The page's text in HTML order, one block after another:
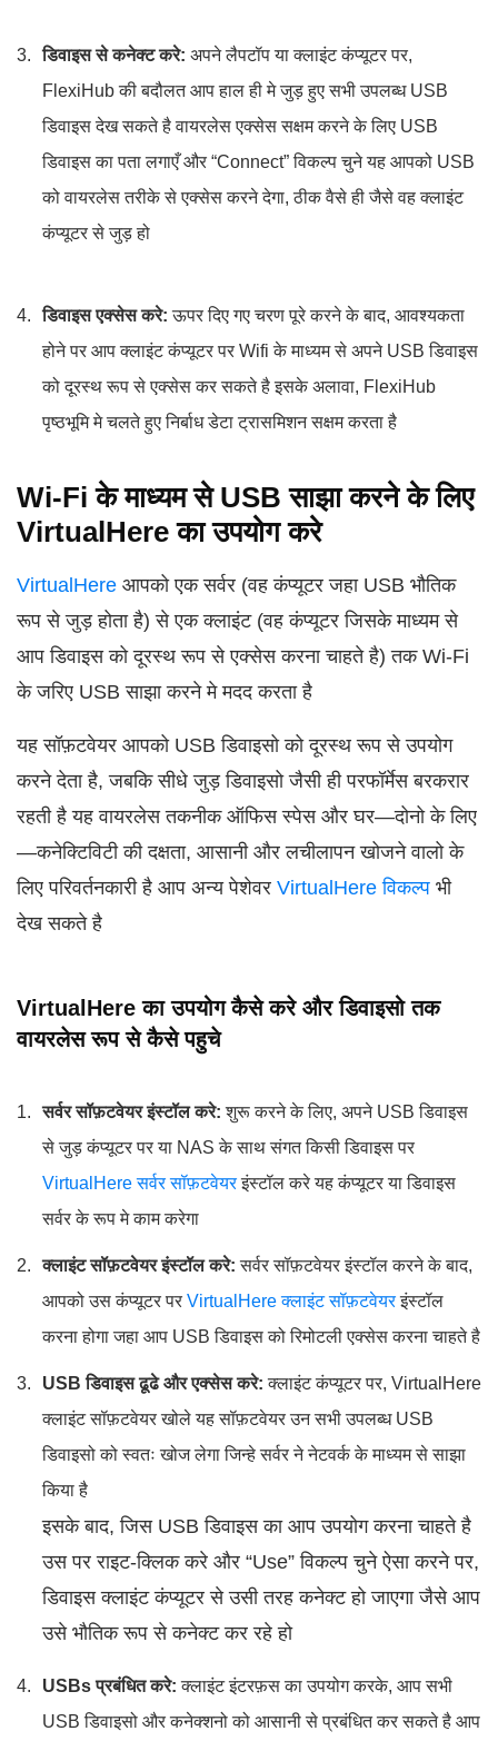
डिवाइस से कनेक्ट करे: अपने लैपटॉप या क्लाइंट कंप्यूटर पर,
FlexiHub की बदौलत आप हाल ही मे जुड़ हुए सभी उपलब्ध USB
डिवाइस देख सकते है वायरलेस एक्सेस सक्षम करने के लिए USB
डिवाइस का पता लगाएँ और “Connect” विकल्प चुने यह आपको USB
को वायरलेस तरीके से एक्सेस करने देगा, ठीक वैसे ही जैसे वह क्लाइंट
कंप्यूटर से जुड़ हो
डिवाइस एक्सेस करे: ऊपर दिए गए चरण पूरे करने के बाद, आवश्यकता
होने पर आप क्लाइंट कंप्यूटर पर Wifi के माध्यम से अपने USB डिवाइस
को दूरस्थ रूप से एक्सेस कर सकते है इसके अलावा, FlexiHub
पृष्ठभूमि मे चलते हुए निर्बाध डेटा ट्रासमिशन सक्षम करता है
Wi-Fi के माध्यम से USB साझा करने के लिए
VirtualHere का उपयोग करे
VirtualHere आपको एक सर्वर (वह कंप्यूटर जहा USB भौतिक
रूप से जुड़ होता है) से एक क्लाइंट (वह कंप्यूटर जिसके माध्यम से
आप डिवाइस को दूरस्थ रूप से एक्सेस करना चाहते है) तक Wi‑Fi
के जरिए USB साझा करने मे मदद करता है
यह सॉफ़टवेयर आपको USB डिवाइसो को दूरस्थ रूप से उपयोग
करने देता है, जबकि सीधे जुड़ डिवाइसो जैसी ही परफॉर्मेस बरकरार
रहती है यह वायरलेस तकनीक ऑफिस स्पेस और घर—दोनो के लिए
—कनेक्टिविटी की दक्षता, आसानी और लचीलापन खोजने वालो के
लिए परिवर्तनकारी है आप अन्य पेशेवर VirtualHere विकल्प भी
देख सकते है
VirtualHere का उपयोग कैसे करे और डिवाइसो तक
वायरलेस रूप से कैसे पहुचे
सर्वर सॉफ़टवेयर इंस्टॉल करे: शुरू करने के लिए, अपने USB डिवाइस
से जुड़ कंप्यूटर पर या NAS के साथ संगत किसी डिवाइस पर
VirtualHere सर्वर सॉफ़टवेयरइंस्टॉल करे यह कंप्यूटर या डिवाइस
सर्वर के रूप मे काम करेगा
क्लाइंट सॉफ़टवेयर इंस्टॉल करे: सर्वर सॉफ़टवेयर इंस्टॉल करने के बाद,
आपको उस कंप्यूटर पर VirtualHere क्लाइंट सॉफ़टवेयरइंस्टॉल
करना होगा जहा आप USB डिवाइस को रिमोटली एक्सेस करना चाहते है
USB डिवाइस ढूढे और एक्सेस करे: क्लाइंट कंप्यूटर पर, VirtualHere
क्लाइंट सॉफ़टवेयर खोले यह सॉफ़टवेयर उन सभी उपलब्ध USB
डिवाइसो को स्वतः खोज लेगा जिन्हे सर्वर ने नेटवर्क के माध्यम से साझा
किया है
इसके बाद, जिस USB डिवाइस का आप उपयोग करना चाहते है
उस पर राइट-क्लिक करे और “Use” विकल्प चुने ऐसा करने पर,
डिवाइस क्लाइंट कंप्यूटर से उसी तरह कनेक्ट हो जाएगा जैसे आप
उसे भौतिक रूप से कनेक्ट कर रहे हो
USBs प्रबंधित करे: क्लाइंट इंटरफ़स का उपयोग करके, आप सभी
USB डिवाइसो और कनेक्शनो को आसानी से प्रबंधित कर सकते है आप